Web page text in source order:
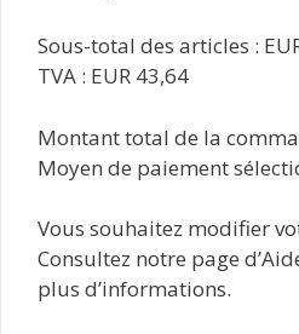
Sous-total des articles :
TVA : EUR 43,64
Montant total de la
Moyen de paiement
Vous souhaitez modifier
Consultez notre page
plus d’informations.